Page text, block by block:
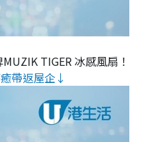
TIGER 冰感風扇！
帶返屋企↓